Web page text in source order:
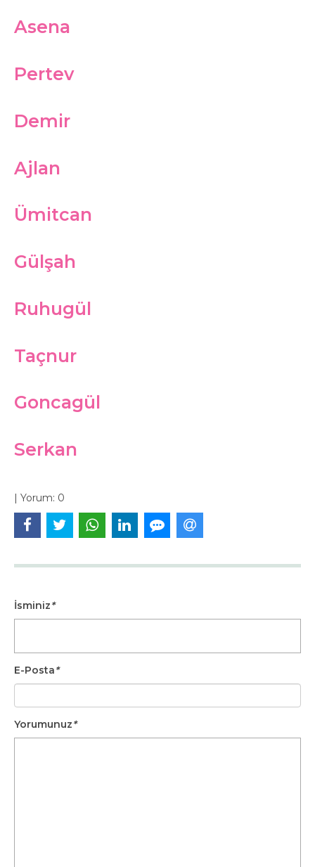
Asena
Pertev
Demir
Ajlan
Ümitcan
Gülşah
Ruhugül
Taçnur
Goncagül
Serkan
| Yorum: 0
İsminiz*
E-Posta*
Yorumunuz*